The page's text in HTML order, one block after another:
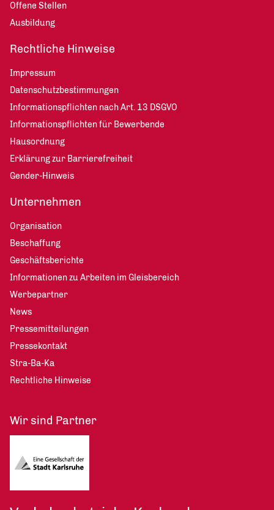
Offene Stellen
Ausbildung
Rechtliche Hinweise
Impressum
Datenschutzbestimmungen
Informationspflichten nach Art. 13 DSGVO
Informationspflichten für Bewerbende
Hausordnung
Erklärung zur Barrierefreiheit
Gender-Hinweis
Unternehmen
Organisation
Beschaffung
Geschäftsberichte
Informationen zu Arbeiten im Gleisbereich
Werbepartner
News
Pressemitteilungen
Pressekontakt
Stra-Ba-Ka
Rechtliche Hinweise
Wir sind Partner